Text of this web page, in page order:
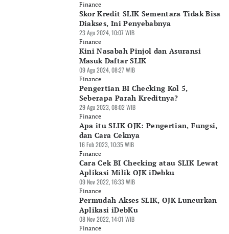
Finance
Skor Kredit SLIK Sementara Tidak Bisa
Diakses, Ini Penyebabnya
23 Agu 2024, 10:07 WIB
Finance
Kini Nasabah Pinjol dan Asuransi
Masuk Daftar SLIK
09 Agu 2024, 08:27 WIB
Finance
Pengertian BI Checking Kol 5,
Seberapa Parah Kreditnya?
29 Agu 2023, 08:02 WIB
Finance
Apa itu SLIK OJK: Pengertian, Fungsi,
dan Cara Ceknya
16 Feb 2023, 10:35 WIB
Finance
Cara Cek BI Checking atau SLIK Lewat
Aplikasi Milik OJK iDebku
09 Nov 2022, 16:33 WIB
Finance
Permudah Akses SLIK, OJK Luncurkan
Aplikasi iDebKu
08 Nov 2022, 14:01 WIB
Finance